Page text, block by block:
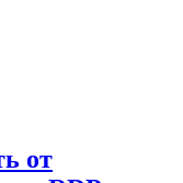
от